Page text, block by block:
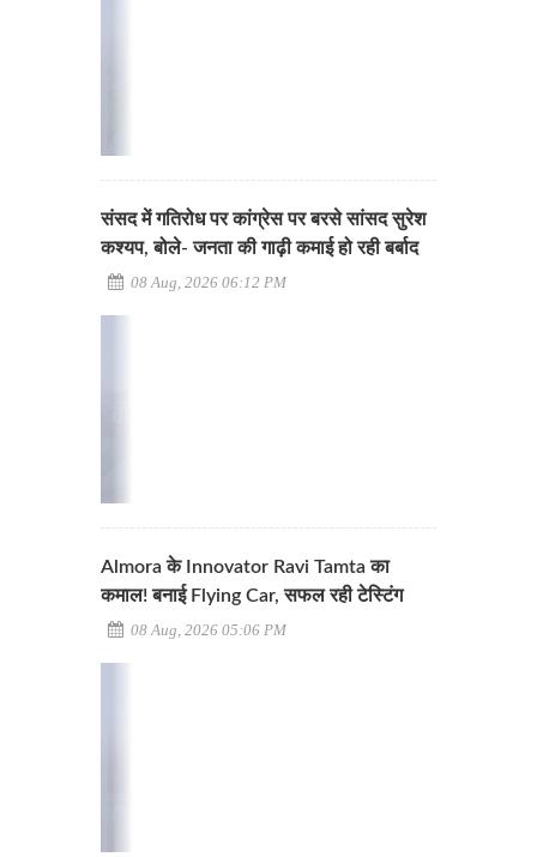
संसद में गतिरोध पर कांग्रेस पर बरसे सांसद सुरेश
कश्यप, बोले- जनता की गाढ़ी कमाई हो रही बर्बाद
08 Aug, 2026 06:12 PM
Almora के Innovator Ravi Tamta का
कमाल! बनाई Flying Car, सफल रही टेस्टिंग
08 Aug, 2026 05:06 PM